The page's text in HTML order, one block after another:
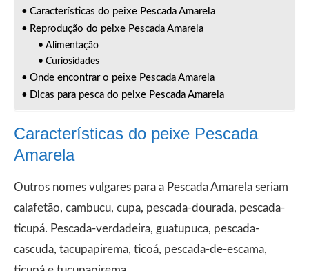
Características do peixe Pescada Amarela
Reprodução do peixe Pescada Amarela
Alimentação
Curiosidades
Onde encontrar o peixe Pescada Amarela
Dicas para pesca do peixe Pescada Amarela
Características do peixe Pescada
Amarela
Outros nomes vulgares para a Pescada Amarela seriam
calafetão, cambucu, cupa, pescada-dourada, pescada-
ticupá. Pescada-verdadeira, guatupuca, pescada-
cascuda, tacupapirema, ticoá, pescada-de-escama,